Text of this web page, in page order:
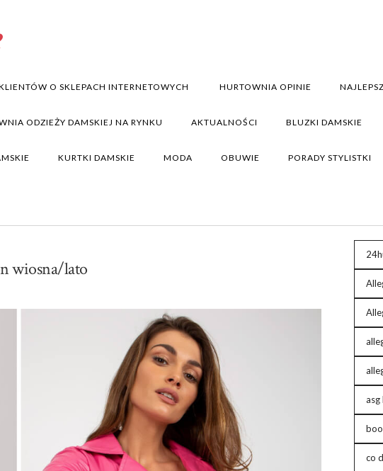
O SKLEPACH INTERNETOWYCH HURTOWNIA OPINIE
ODZIEŻY DAMSKIEJ NA RYNKU AKTUALNOŚCI BLUZKI DAMSKIE
KURTKI DAMSKIE MODA OBUWIE PORADY STYLISTKI
wiosna/lato
asg
co